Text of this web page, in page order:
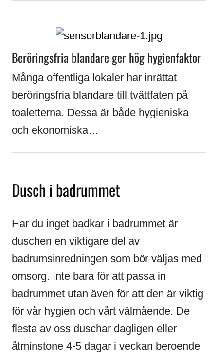
Beröringsfria blandare ger hög hygienfaktor
Många offentliga lokaler har inrättat
beröringsfria blandare till tvättfaten på
toaletterna. Dessa är både hygieniska
och ekonomiska…
Dusch i badrummet
Har du inget badkar i badrummet är
duschen en viktigare del av
badrumsinredningen som bör väljas med
omsorg. Inte bara för att passa in
badrummet utan även för att den är viktig
för vår hygien och vårt välmående. De
flesta av oss duschar dagligen eller
åtminstone 4-5 dagar i veckan beroende